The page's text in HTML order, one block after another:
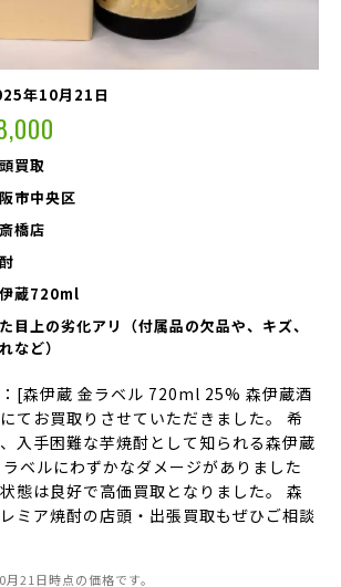
年10月21日
買取
市中央区
橋店
蔵720ml
目上の劣化アリ（付属品の欠品や、キズ、
など）
[森伊蔵 金ラベル 720ml 25% 森伊蔵酒
てお買取りさせていただきました。 希
入手困難な芋焼酎として知られる森伊蔵
ベルにわずかなダメージがありました
態は良好で高価買取となりました。 森
ミア焼酎の店頭・出張買取もぜひご相談
21日時点の価格です。